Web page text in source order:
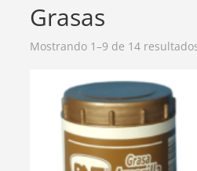
Grasas
Mostrando 1–9 de 14